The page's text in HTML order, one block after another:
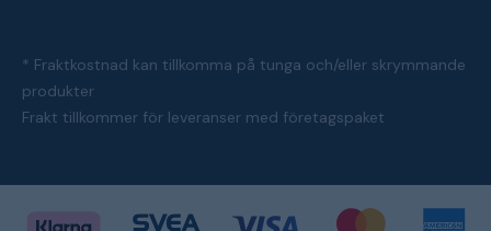
* Fraktkostnad kan tillkomma på tunga och/eller skrymmande
produkter
Frakt tillkommer för leveranser med företagspaket